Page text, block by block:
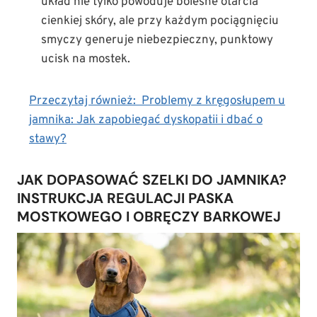
cienkiej skóry, ale przy każdym pociągnięciu
smyczy generuje niebezpieczny, punktowy
ucisk na mostek.
Przeczytaj również: Problemy z kręgosłupem u
jamnika: Jak zapobiegać dyskopatii i dbać o
stawy?
JAK DOPASOWAĆ SZELKI DO JAMNIKA?
INSTRUKCJA REGULACJI PASKA
MOSTKOWEGO I OBRĘCZY BARKOWEJ